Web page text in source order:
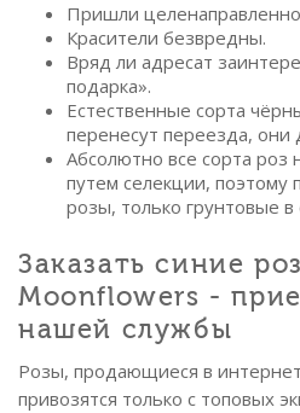
Пришли целенаправленно
Красители безвредны.
Вряд ли адресат
подарка».
Естественные сорта
перенесут переезда, они
Абсолютно все сорта
путем селекции, поэтому
розы, только грунтовые
Заказать синие
Moonflowers -
нашей службы
Розы, продающиеся в
привозятся только с топовых